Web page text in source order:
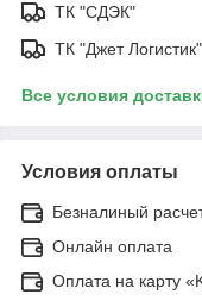
ТК "СДЭК"
ТК "Джет Логистик"
Все условия
Условия оплаты
Безналиный
Онлайн оплата
Оплата на карту